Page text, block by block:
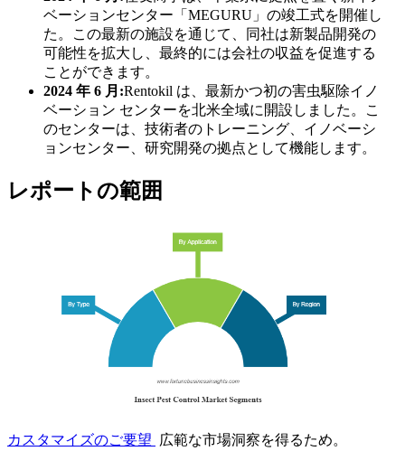
ベーションセンター「MEGURU」の竣工式を開催し
た。この最新の施設を通じて、同社は新製品開発の
可能性を拡大し、最終的には会社の収益を促進する
ことができます。
2024 年 6 月:Rentokil は、最新かつ初の害虫駆除イノ
ベーション センターを北米全域に開設しました。こ
のセンターは、技術者のトレーニング、イノベーシ
ョンセンター、研究開発の拠点として機能します。
レポートの範囲
カスタマイズのご要望 広範な市場洞察を得るため。